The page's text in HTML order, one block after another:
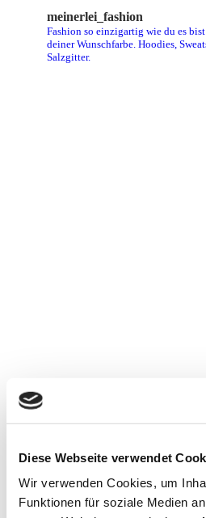
Diese Webseite verwendet
Wir verwenden Cookies, um
Funktionen für soziale Medien
meinerlei_fashion
Fashion so einzigartig wie du es
deiner Wunschfarbe. Hoodies,
Salzgitter.